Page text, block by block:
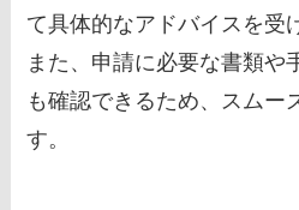
て具体的なアドバイスを受
また、申請に必要な書類や
も確認できるため、スムー
す。